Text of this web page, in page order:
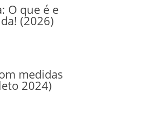
O que é e
(2026)
medidas
2024)